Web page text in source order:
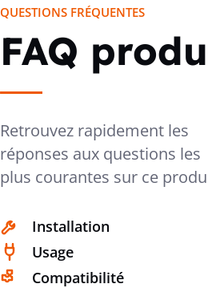
QUESTIONS FRÉQUENTES
FAQ
Retrouvez rapidement les
réponses aux questions les
plus courantes sur ce
Installation
Usage
Compatibilité